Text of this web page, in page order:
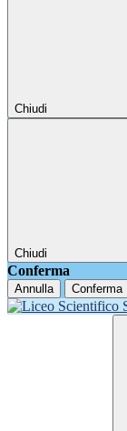
Chiudi
Chiudi
Conferma
Annulla Conferma